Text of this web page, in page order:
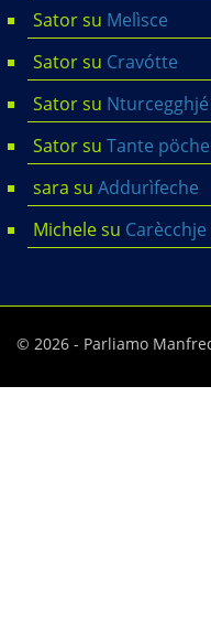
Satorsu Melìsce
Satorsu Cravótte
Satorsu Nturcegghjé
Satorsu Tante
sara su Addurìfeche
Michelesu Carècchje
© 2026 - Parliamo